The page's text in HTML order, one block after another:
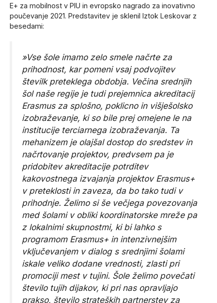
E+ za mobilnost v PIU in evropsko nagrado za inovativno
poučevanje 2021. Predstavitev je sklenil Iztok Leskovar z
besedami:
»Vse šole imamo zelo smele načrte za
prihodnost, kar pomeni vsaj podvojitev
številk preteklega obdobja. Večina srednjih
šol naše regije je tudi prejemnica akreditacij
Erasmus za splošno, poklicno in višješolsko
izobraževanje, ki so bile prej omejene le na
institucije terciarnega izobraževanja. Ta
mehanizem je olajšal dostop do sredstev in
načrtovanje projektov, predvsem pa je
pridobitev akreditacije potrditev
kakovostnega izvajanja projektov Erasmus+
v preteklosti in zaveza, da bo tako tudi v
prihodnje. Želimo si še večjega povezovanja
med šolami v obliki koordinatorske mreže pa
z lokalnimi skupnostmi, ki bi lahko s
programom Erasmus+ in intenzivnejšim
vključevanjem v dialog s srednjimi šolami
iskale veliko dodane vrednosti, zlasti pri
promociji mest v tujini. Šole želimo povečati
število tujih dijakov, ki pri nas opravljajo
prakso, število strateških partnerstev za